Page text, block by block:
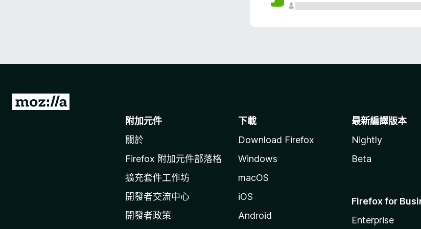
前
附加元件
關於
Firefox 附加元件部落格
擴充套件工作坊
開發者交流中心
開發者政策
下載
Download Firefox
Windows
macOS
iOS
Android
最新編譯版本
Nightly
Beta
Firefox for
Enterprise